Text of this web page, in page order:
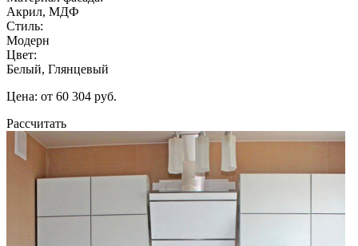
Акрил, МДФ
Стиль:
Модерн
Цвет:
Белый, Глянцевый
Цена: от 60 304 руб.
Рассчитать